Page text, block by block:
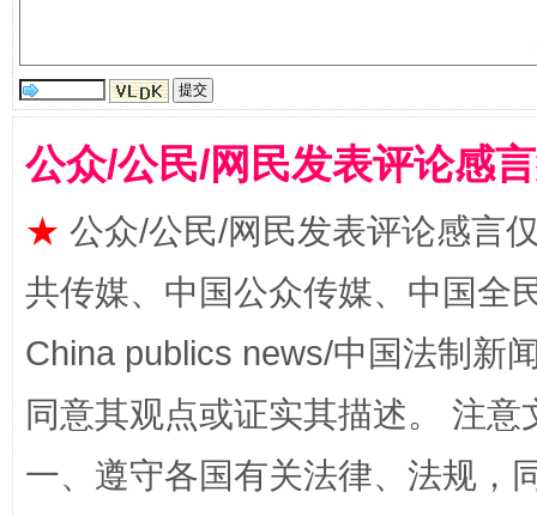
揭批美国五大"原罪" "炒
公众/公民/网民发表评论感
★ 公众/公民/网民发表评论感言
共传媒、中国公众传媒、中国全
China publics news/中国法制新
同意其观点或证实其描述。 注
一、遵守各国有关法律、法规，